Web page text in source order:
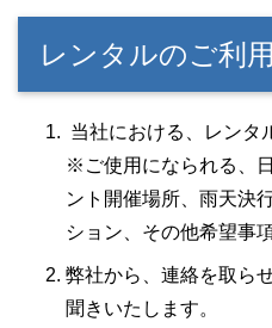
レンタルのご利
当社における、レンタ
※ご使用になられる、
ント開催場所、雨天決
ション、その他希望事
弊社から、連絡を取ら
聞きいたします。